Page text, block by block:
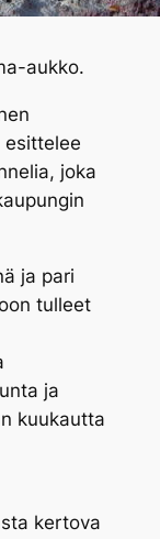
aukko.
esittelee
joka
ja pari
tulleet
ja
kuukautta
kertova